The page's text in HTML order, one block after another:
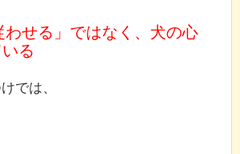
わせる」ではなく、犬の心
る
では、